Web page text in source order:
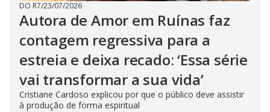
DO R7/23/07/2026
Autora de Amor em Ruínas faz
contagem regressiva para a
estreia e deixa recado: ‘Essa série
vai transformar a sua vida’
Cristiane Cardoso explicou por que o público deve assistir
à produção de forma espiritual